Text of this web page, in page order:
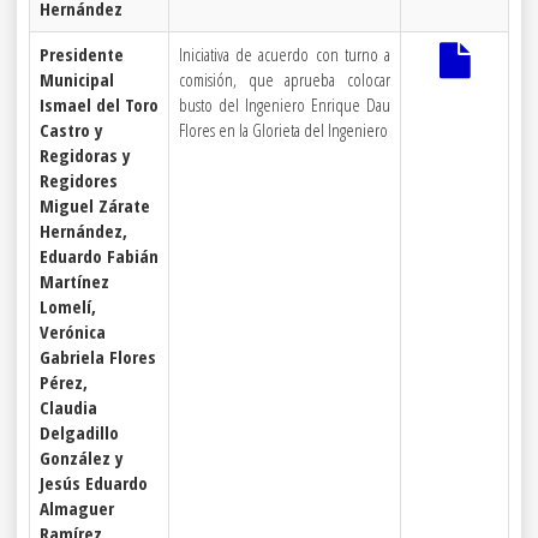
Hernández
Presidente
Municipal
Ismael del Toro
Castro y
Regidoras y
Regidores
Miguel Zárate
Hernández,
Eduardo Fabián
Martínez
Lomelí,
Verónica
Gabriela Flores
Pérez,
Claudia
Delgadillo
González y
Jesús Eduardo
Almaguer
Ramírez
Iniciativa de acuerdo con turno a
comisión, que aprueba colocar
busto del Ingeniero Enrique Dau
Flores en la Glorieta del Ingeniero